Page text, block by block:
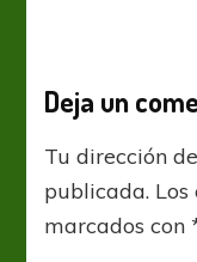
Deja un
Tu dirección
publicada.
marcados con